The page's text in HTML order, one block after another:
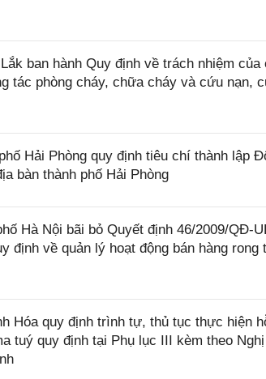
ban hành Quy định về trách nhiệm của
tác phòng cháy, chữa cháy và cứu nạn,
Hải Phòng quy định tiêu chí thành lập
bàn thành phố Hải Phòng
Hà Nội bãi bỏ Quyết định 46/2009/QĐ-
định về quản lý hoạt động bán hàng rong
Hóa quy định trình tự, thủ tục thực hiện
tuý quy định tại Phụ lục III kèm theo